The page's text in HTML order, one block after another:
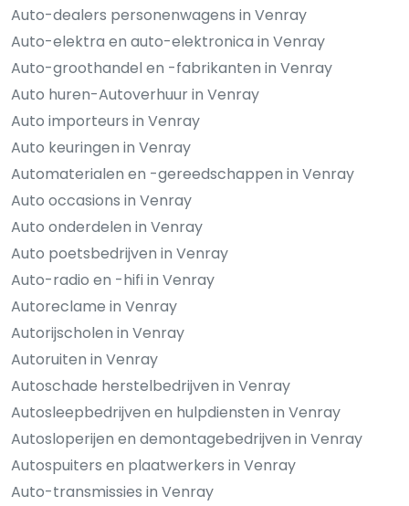
Auto-dealers personenwagens in Venray
Auto-elektra en auto-elektronica in Venray
Auto-groothandel en -fabrikanten in Venray
Auto huren-Autoverhuur in Venray
Auto importeurs in Venray
Auto keuringen in Venray
Automaterialen en -gereedschappen in Venray
Auto occasions in Venray
Auto onderdelen in Venray
Auto poetsbedrijven in Venray
Auto-radio en -hifi in Venray
Autoreclame in Venray
Autorijscholen in Venray
Autoruiten in Venray
Autoschade herstelbedrijven in Venray
Autosleepbedrijven en hulpdiensten in Venray
Autosloperijen en demontagebedrijven in Venray
Autospuiters en plaatwerkers in Venray
Auto-transmissies in Venray